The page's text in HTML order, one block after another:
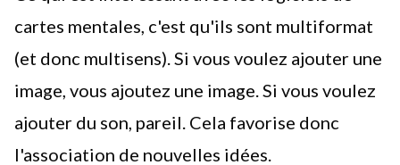
cartes mentales, c'est qu'ils sont multiformat
(et donc multisens). Si vous voulez ajouter une
image, vous ajoutez une image. Si vous voulez
ajouter du son, pareil. Cela favorise donc
l'association de nouvelles idées.